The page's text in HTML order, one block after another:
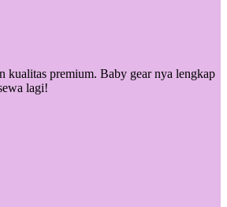
kualitas premium. Baby gear nya lengkap
lagi!